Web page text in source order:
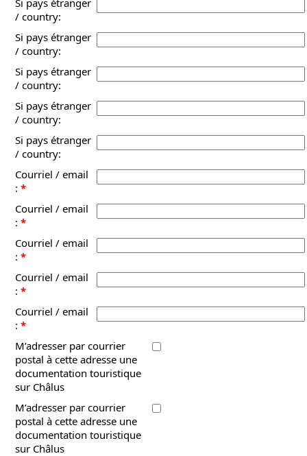
/ country:
Si pays étranger
/ country:
Si pays étranger
/ country:
Si pays étranger
/ country:
Si pays étranger
/ country:
Courriel / email
:*
Courriel / email
:*
Courriel / email
:*
Courriel / email
:*
Courriel / email
:*
M’adresser par courrier
postal à cette adresse une
documentation touristique
sur Châlus
M’adresser par courrier
postal à cette adresse une
documentation touristique
sur Châlus